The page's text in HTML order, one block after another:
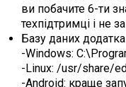
ви побачите 6-ти
техпідтримці і не
Базу даних додатка
-Windows:
-Linux: /usr/share/
-Android: краще